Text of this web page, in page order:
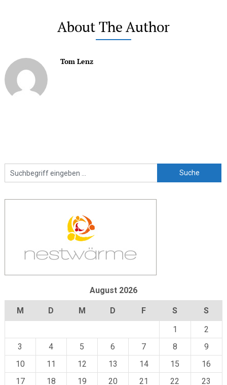
About The Author
Tom Lenz
August 2026
M D M D F S
S
1
2
3
4 5 6 7 8
9
10
11 12 13 14 15
16
17
18 19 20 21 22
23